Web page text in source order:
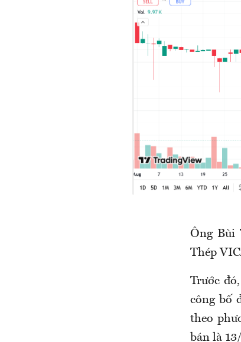
Ông Bùi
Thép
Trước
công bố
theo
bán là